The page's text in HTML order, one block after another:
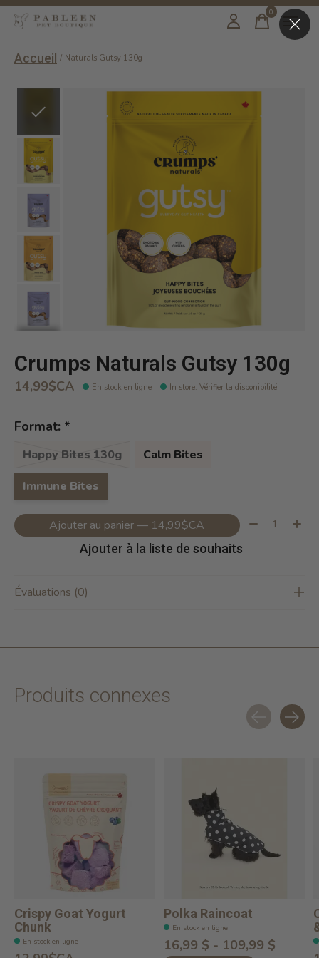
0items
Accueil / Naturals Gutsy 130g
Slideshow Items
Crumps Naturals Gutsy 130g
14,99$CA En stock en ligne In store:Vérifier la disponibilité
Format: *
Happy Bites 130g
Calm Bites
Immune Bites
Ajouter au panier — 14,99$CA Quantité:
Ajouter à la liste de souhaits
Évaluations (0)
Produits connexes
Crispy Goat Yogurt
Chunk
En stock en ligne
Polka Raincoat
En stock en ligne
16,99 $ - 109,99 $